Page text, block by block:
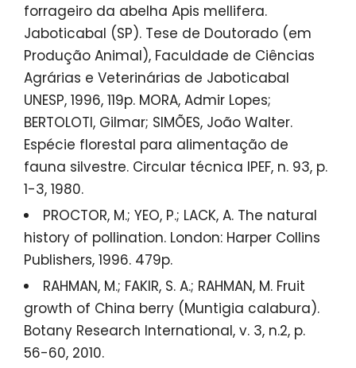
forrageiro da abelha Apis mellifera.
Jaboticabal (SP). Tese de Doutorado (em
Produção Animal), Faculdade de Ciências
Agrárias e Veterinárias de Jaboticabal
UNESP, 1996, 119p. MORA, Admir Lopes;
BERTOLOTI, Gilmar; SIMÕES, João Walter.
Espécie florestal para alimentação de
fauna silvestre. Circular técnica IPEF, n. 93, p.
1-3, 1980.
PROCTOR, M.; YEO, P.; LACK, A. The natural
history of pollination. London: Harper Collins
Publishers, 1996. 479p.
RAHMAN, M.; FAKIR, S. A.; RAHMAN, M. Fruit
growth of China berry (Muntigia calabura).
Botany Research International, v. 3, n.2, p.
56-60, 2010.